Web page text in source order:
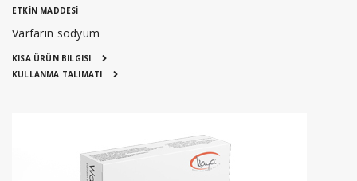
ETKİN MADDESİ
Varfarin sodyum
KISA ÜRÜN BILGISI
KULLANMA TALIMATI